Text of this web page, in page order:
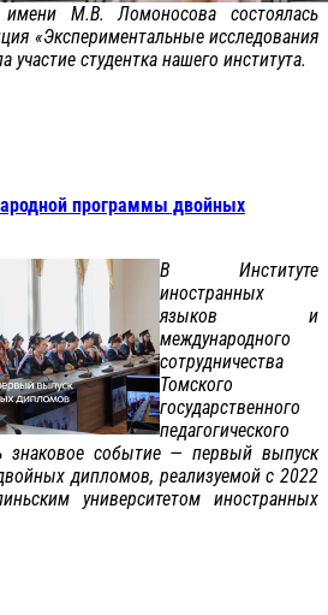
М.В. Ломоносова состоялась
«Экспериментальные исследования
участие студентка нашего института.
программы двойных
В Институте
иностранных
языков и
международного
сотрудничества
Томского
государственного
педагогического
знаковое событие — первый выпуск
дипломов, реализуемой с 2022
университетом иностранных